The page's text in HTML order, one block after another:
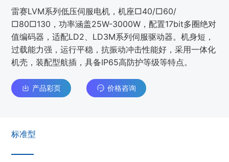
雷赛LVM系列低压伺服电机，机座□40/□60/
□80□130，功率涵盖25W-3000W，配置17bit多圈绝对
值编码器，适配LD2、LD3M系列伺服驱动器。机身短，
过载能力强，运行平稳，抗振动冲击性能好，采用一体化
机壳，装配型航插，具备IP65高防护等级等特点。
产品彩页 价格咨询
标准型